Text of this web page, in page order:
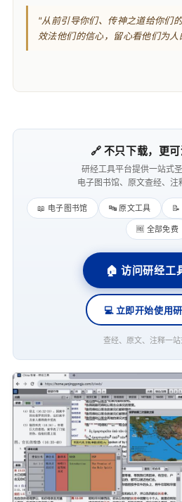
"从前引导你们、传神之道给你们
效法他们的信心，留心看他们为
🔗 不只下载，更
研经工具平台提供一站式圣
电子图书馆、原文查经、注
📖 电子图书馆 🔤 原文工具
🆓 全部免费
🏠 访问研经工
💻 立即开始使用
查经、原文、注释一站